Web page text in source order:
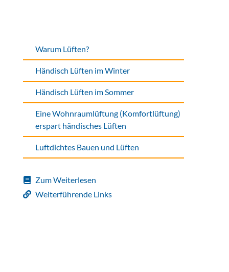
Warum Lüften?
Händisch Lüften im Winter
Händisch Lüften im Sommer
Eine Wohnraumlüftung (Komfortlüftung)
erspart händisches Lüften
Luftdichtes Bauen und Lüften
Zum Weiterlesen
Weiterführende Links